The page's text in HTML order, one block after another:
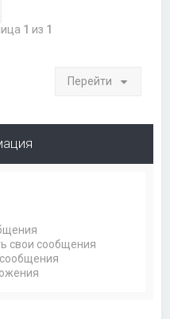
1 из 1
Перейти
свои сообщения